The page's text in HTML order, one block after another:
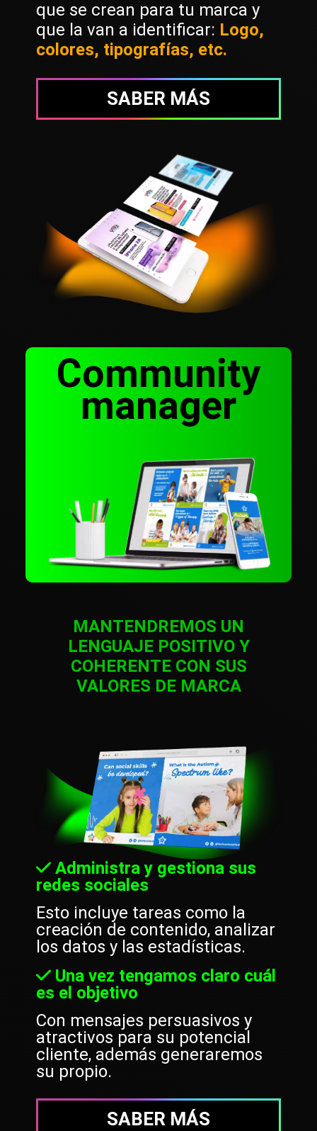
que se crean para tu marca y
que la van a identificar: Logo,
colores, tipografías, etc.
SABER MÁS
Community
manager
MANTENDREMOS UN
LENGUAJE POSITIVO Y
COHERENTE CON SUS
VALORES DE MARCA
Administra y gestiona sus
redes sociales
Esto incluye tareas como la
creación de contenido, analizar
los datos y las estadísticas.
Una vez tengamos claro cuál
es el objetivo
Con mensajes persuasivos y
atractivos para su potencial
cliente, además generaremos
su propio.
SABER MÁS